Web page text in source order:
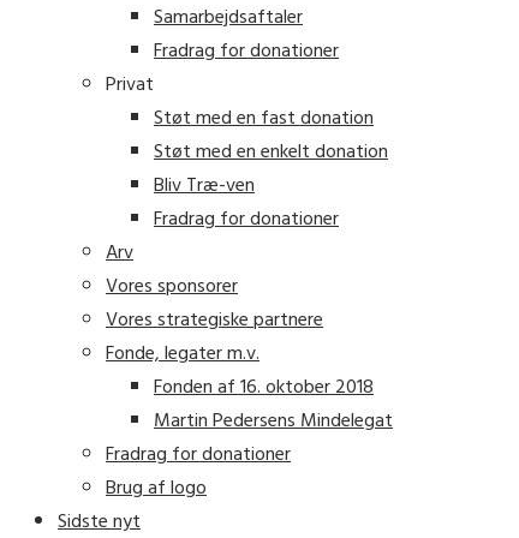
Samarbejdsaftaler
Fradrag for donationer
Privat
Støt med en fast donation
Støt med en enkelt donation
Bliv Træ-ven
Fradrag for donationer
Arv
Vores sponsorer
Vores strategiske partnere
Fonde, legater m.v.
Fonden af 16. oktober 2018
Martin Pedersens Mindelegat
Fradrag for donationer
Brug af logo
Sidste nyt